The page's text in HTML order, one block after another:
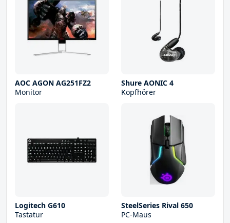
AOC AGON AG251FZ2
Monitor
Shure AONIC 4
Kopfhörer
Logitech G610
Tastatur
SteelSeries Rival 650
PC-Maus